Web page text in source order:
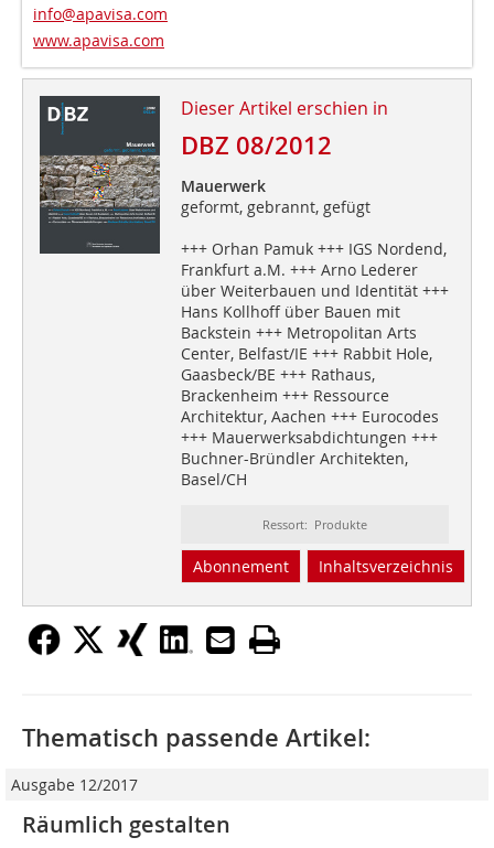
info@apavisa.com
www.apavisa.com
Dieser Artikel erschien in
DBZ 08/2012
Mauerwerk
geformt, gebrannt, gefügt
+++ Orhan Pamuk +++ IGS Nordend,
Frankfurt a.M. +++ Arno Lederer
über Weiterbauen und Identität +++
Hans Kollhoff über Bauen mit
Backstein +++ Metropolitan Arts
Center, Belfast/IE +++ Rabbit Hole,
Gaasbeck/BE +++ Rathaus,
Brackenheim +++ Ressource
Architektur, Aachen +++ Eurocodes
+++ Mauerwerksabdichtungen +++
Buchner-Bründler Architekten,
Basel/CH
Ressort: Produkte
Abonnement Inhaltsverzeichnis
Thematisch passende Artikel:
Ausgabe 12/2017
Räumlich gestalten